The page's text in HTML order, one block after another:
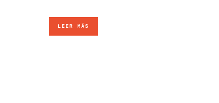
LEER MÁS